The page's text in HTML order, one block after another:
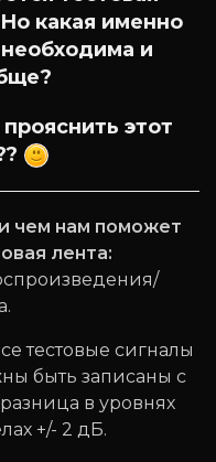
какая именно
и
этот
чем нам поможет
лента:
тестовые сигналы
быть записаны с
в уровнях
+/- 2 дБ.